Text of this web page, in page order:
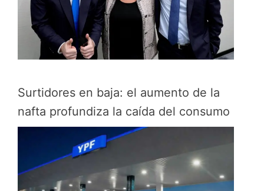
Surtidores en baja: el aumento de la
nafta profundiza la caída del consumo